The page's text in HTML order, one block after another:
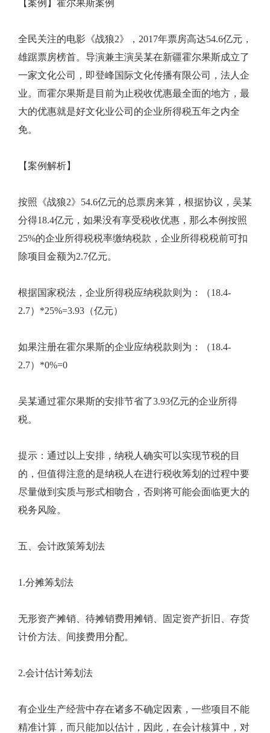
【案例】霍尔果斯案例
全民关注的电影《战狼2》，2017年票房高达54.6亿元，
雄踞票房榜首。导演兼主演吴某在新疆霍尔果斯成立了
一家文化公司，即登峰国际文化传播有限公司，法人企
业。而霍尔果斯是目前为止税收优惠最全面的地方，最
大的优惠就是好文化业公司的企业所得税五年之内全
免。
【案例解析】
按照《战狼2》54.6亿元的总票房来算，根据协议，吴某
分得18.4亿元，如果没有享受税收优惠，那么本例按照
25%的企业所得税税率缴纳税款，企业所得税税前可扣
除项目金额为2.7亿元。
根据国家税法，企业所得税应纳税款则为：（18.4-
2.7）*25%=3.93（亿元）
如果注册在霍尔果斯的企业应纳税款则为：（18.4-
2.7）*0%=0
吴某通过霍尔果斯的安排节省了3.93亿元的企业所得
税。
提示：通过以上安排，纳税人确实可以实现节税的目
的，但值得注意的是纳税人在进行税收筹划的过程中要
尽量做到实质与形式相吻合，否则将可能会面临更大的
税务风险。
五、会计政策筹划法
1.分摊筹划法
无形资产摊销、待摊销费用摊销、固定资产折旧、存货
计价方法、间接费用分配。
2.会计估计筹划法
有企业生产经营中存在诸多不确定因素，一些项目不能
精准计算，而只能加以估计，因此，在会计核算中，对